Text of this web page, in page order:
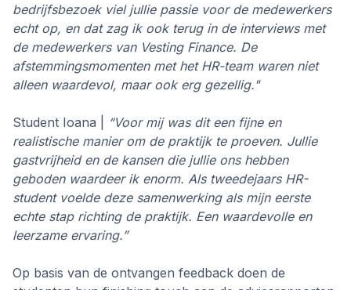
bedrijfsbezoek viel jullie passie voor de medewerkers
echt op, en dat zag ik ook terug in de interviews met
de medewerkers van Vesting Finance. De
afstemmingsmomenten met het HR-team waren niet
alleen waardevol, maar ook erg gezellig."
Student Ioana |
“Voor mij was dit een fijne en
realistische manier om de praktijk te proeven. Jullie
gastvrijheid en de kansen die jullie ons hebben
geboden waardeer ik enorm. Als tweedejaars HR-
student voelde deze samenwerking als mijn eerste
echte stap richting de praktijk. Een waardevolle en
leerzame ervaring.”
Op basis van de ontvangen feedback doen de